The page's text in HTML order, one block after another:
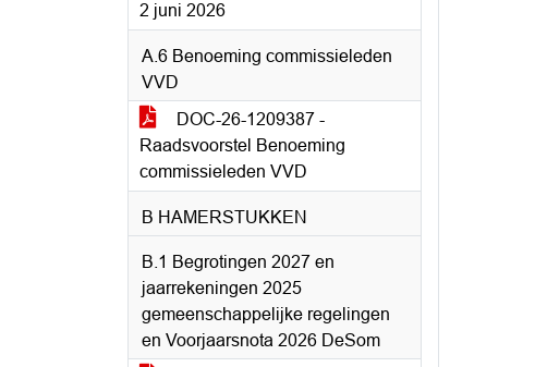
2 juni 2026
A.6 Benoeming commissieleden
VVD
DOC-26-1209387 -
Raadsvoorstel Benoeming
commissieleden VVD
B HAMERSTUKKEN
B.1 Begrotingen 2027 en
jaarrekeningen 2025
gemeenschappelijke regelingen
en Voorjaarsnota 2026 DeSom